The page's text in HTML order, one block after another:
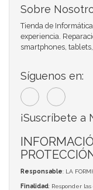
Sobre
Tienda de
experiencia.
smartphones, tablets,
Síguenos en:
¡Suscríbete a
Responsable: LA
Finalidad: Responder